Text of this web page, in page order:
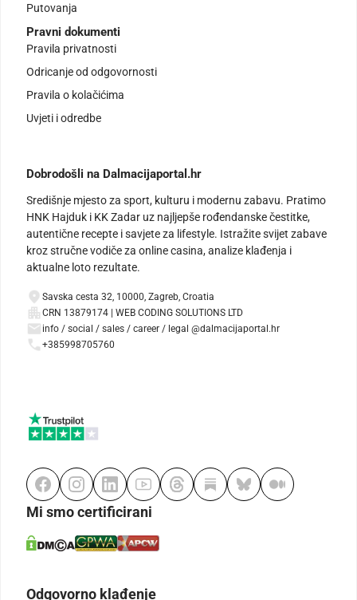
Putovanja
Pravni dokumenti
Pravila privatnosti
Odricanje od odgovornosti
Pravila o kolačićima
Uvjeti i odredbe
Dobrodošli na Dalmacijaportal.hr
Središnje mjesto za sport, kulturu i modernu zabavu. Pratimo
HNK Hajduk i KK Zadar uz najljepše rođendanske čestitke,
autentične recepte i savjete za lifestyle. Istražite svijet zabave
kroz stručne vodiče za online casina, analize klađenja i
aktualne loto rezultate.
Savska cesta 32, 10000, Zagreb, Croatia
CRN 13879174 | WEB CODING SOLUTIONS LTD
info / social / sales / career / legal @dalmacijaportal.hr
+385998705760
Mi smo certificirani
Odgovorno klađenje